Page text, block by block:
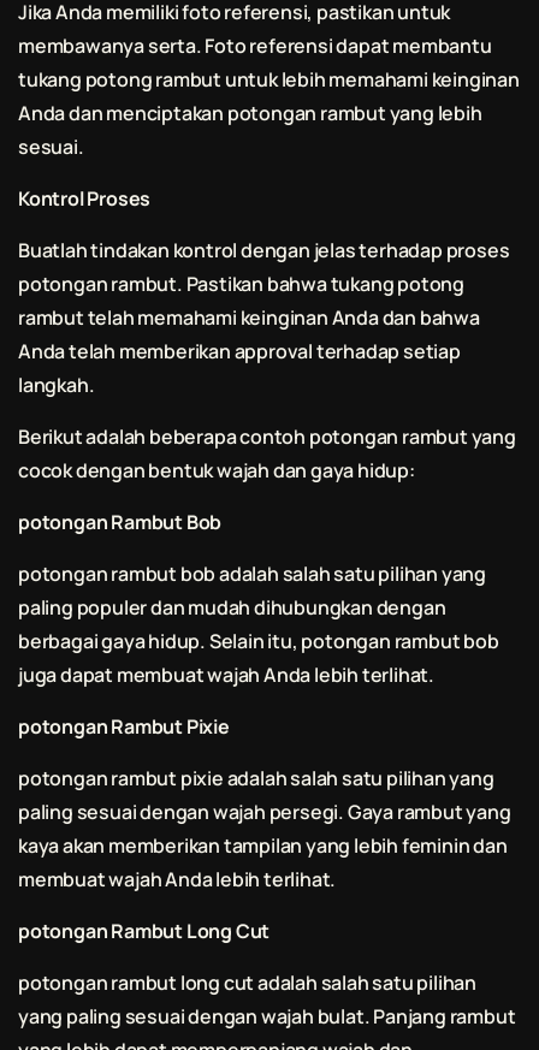
Jika Anda memiliki foto referensi, pastikan untuk
membawanya serta. Foto referensi dapat membantu
tukang potong rambut untuk lebih memahami keinginan
Anda dan menciptakan potongan rambut yang lebih
sesuai.
Kontrol Proses
Buatlah tindakan kontrol dengan jelas terhadap proses
potongan rambut. Pastikan bahwa tukangpotong
rambuttelah memahami keinginan Anda dan bahwa
Anda telah memberikan approval terhadap setiap
langkah.
Berikut adalah beberapa contoh potongan rambut yang
cocok dengan bentuk wajah dan gaya hidup:
potongan Rambut Bob
potongan rambut bob adalah salah satu pilihan yang
paling populer dan mudah dihubungkan dengan
berbagai gaya hidup. Selain itu, potongan rambut bob
juga dapat membuat wajah Anda lebih terlihat.
potongan Rambut Pixie
potongan rambut pixie adalah salah satu pilihan yang
paling sesuai dengan wajah persegi. Gaya rambut yang
kaya akan memberikan tampilan yang lebih feminin dan
membuat wajah Anda lebih terlihat.
potongan Rambut Long Cut
potongan rambut long cut adalah salah satu pilihan
yang paling sesuai dengan wajah bulat. Panjang rambut